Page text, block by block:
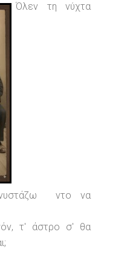
Όλεν τη νύχτα
νυστάζω ντο να
τ' άστρο σ' θα